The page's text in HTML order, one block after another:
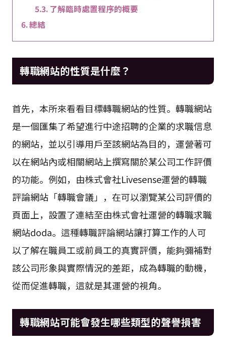
了解臨時處置程序的概要
總結
轉職網站的性質是什麼？
首先，本所來看看目標轉職網站的性質。轉職網站
是一個匯集了希望進行中途招聘的企業的求職信息
的網站，並以引導用戶至該網站為目的，運營著可
以在網站內或相關網站上撰寫關於某公司工作評價
的功能。例如，由株式會社Livesense運營的轉職
評論網站「轉職會議」，在可以瀏覽某公司評價的
頁面上，設置了連結至由株式會社運營的轉職求職
網站doda。這種轉職評論網站讓打算工作的人可
以了解在職員工或前員工的真實評價，能夠彌補對
該公司形象與實際情況的差距，成為轉職的動機，
從而促進轉職，這就是其運營的視角。
轉職網站可能會發生哪些類型的聲譽損害